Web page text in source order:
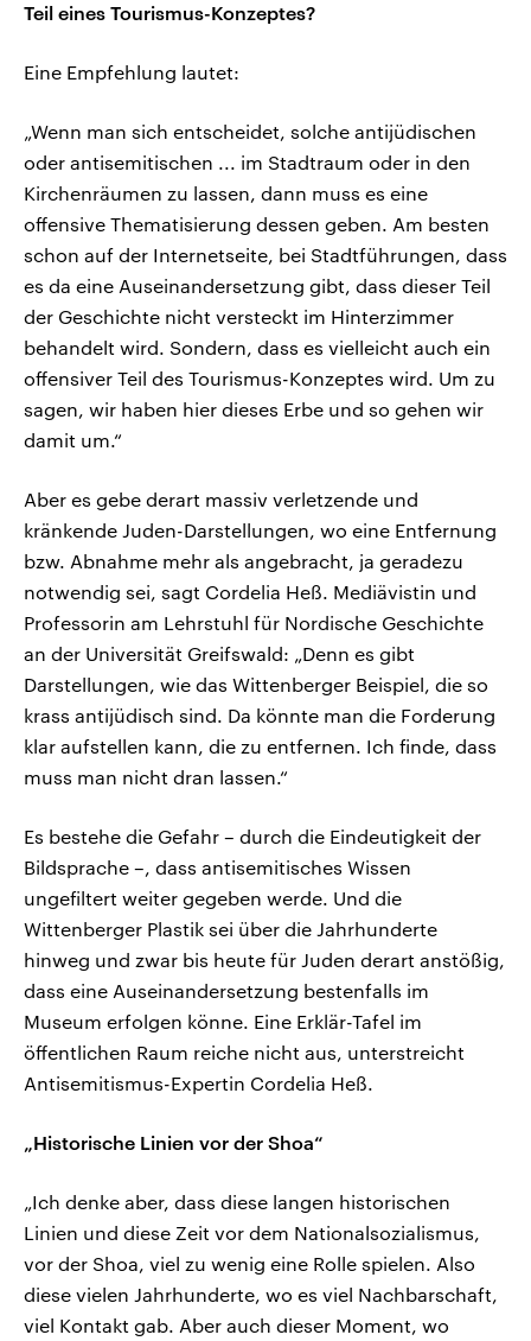
Teil eines Tourismus-Konzeptes?
Eine Empfehlung lautet:
„Wenn man sich entscheidet, solche antijüdischen
oder antisemitischen ... im Stadtraum oder in den
Kirchenräumen zu lassen, dann muss es eine
offensive Thematisierung dessen geben. Am besten
schon auf der Internetseite, bei Stadtführungen, dass
es da eine Auseinandersetzung gibt, dass dieser Teil
der Geschichte nicht versteckt im Hinterzimmer
behandelt wird. Sondern, dass es vielleicht auch ein
offensiver Teil des Tourismus-Konzeptes wird. Um zu
sagen, wir haben hier dieses Erbe und so gehen wir
damit um.“
Aber es gebe derart massiv verletzende und
kränkende Juden-Darstellungen, wo eine Entfernung
bzw. Abnahme mehr als angebracht, ja geradezu
notwendig sei, sagt Cordelia Heß. Mediävistin und
Professorin am Lehrstuhl für Nordische Geschichte
an der Universität Greifswald: „Denn es gibt
Darstellungen, wie das Wittenberger Beispiel, die so
krass antijüdisch sind. Da könnte man die Forderung
klar aufstellen kann, die zu entfernen. Ich finde, dass
muss man nicht dran lassen.“
Es bestehe die Gefahr – durch die Eindeutigkeit der
Bildsprache –, dass antisemitisches Wissen
ungefiltert weiter gegeben werde. Und die
Wittenberger Plastik sei über die Jahrhunderte
hinweg und zwar bis heute für Juden derart anstößig,
dass eine Auseinandersetzung bestenfalls im
Museum erfolgen könne. Eine Erklär-Tafel im
öffentlichen Raum reiche nicht aus, unterstreicht
Antisemitismus-Expertin Cordelia Heß.
„Historische Linien vor der Shoa“
„Ich denke aber, dass diese langen historischen
Linien und diese Zeit vor dem Nationalsozialismus,
vor der Shoa, viel zu wenig eine Rolle spielen. Also
diese vielen Jahrhunderte, wo es viel Nachbarschaft,
viel Kontakt gab. Aber auch dieser Moment, wo